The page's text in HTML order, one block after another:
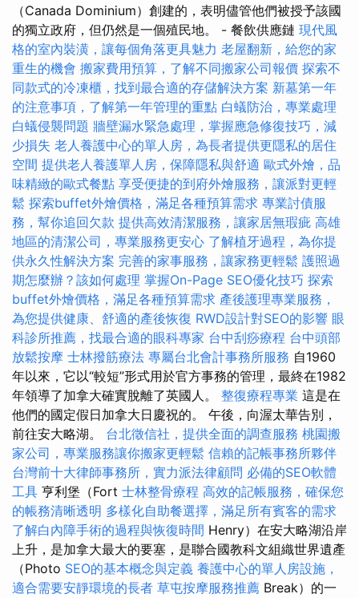
（Canada Dominium）創建的，表明儘管他們被授予該國
的獨立政府，但仍然是一個殖民地。 - 餐飲供應鏈 現代風
格的室內裝潢，讓每個角落更具魅力 老屋翻新，給您的家
重生的機會 搬家費用預算，了解不同搬家公司報價 探索不
同款式的冷凍櫃，找到最合適的存儲解決方案 新墓第一年
的注意事項，了解第一年管理的重點 白蟻防治，專業處理
白蟻侵襲問題 牆壁漏水緊急處理，掌握應急修復技巧，減
少損失 老人養護中心的單人房，為長者提供更隱私的居住
空間 提供老人養護單人房，保障隱私與舒適 歐式外燴，品
味精緻的歐式餐點 享受便捷的到府外燴服務，讓派對更輕
鬆 探索buffet外燴價格，滿足各種預算需求 專業討債服
務，幫你追回欠款 提供高效清潔服務，讓家居無瑕疵 高雄
地區的清潔公司，專業服務更安心 了解植牙過程，為你提
供永久性解決方案 完善的家事服務，讓家務更輕鬆 護照過
期怎麼辦？該如何處理 掌握On-Page SEO優化技巧 探索
buffet外燴價格，滿足各種預算需求 產後護理專業服務，
為您提供健康、舒適的產後恢復 RWD設計對SEO的影響 眼
科診所推薦，找最合適的眼科專家 台中刮痧療程 台中頭部
放鬆按摩 士林撥筋療法 專屬台北會計事務所服務 自1960
年以來，它以“較短”形式用於官方事務的管理，最終在1982
年領導了加拿大確實脫離了英國人。 整復療程專業 這是在
他們的國定假日加拿大日慶祝的。 午後，向渥太華告別，
前往安大略湖。 台北徵信社，提供全面的調查服務 桃園搬
家公司，專業服務讓你搬家更輕鬆 信賴的記帳事務所夥伴
台灣前十大律師事務所，實力派法律顧問 必備的SEO軟體
工具 亨利堡（Fort 士林整骨療程 高效的記帳服務，確保您
的帳務清晰透明 多樣化自助餐選擇，滿足所有賓客的需求
了解白內障手術的過程與恢復時間 Henry）在安大略湖沿岸
上升，是加拿大最大的要塞，是聯合國教科文組織世界遺產
（Photo SEO的基本概念與定義 養護中心的單人房設施，
適合需要安靜環境的長者 草屯按摩服務推薦 Break）的一